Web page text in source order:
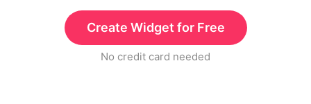
Create Widget for Free
No credit card needed